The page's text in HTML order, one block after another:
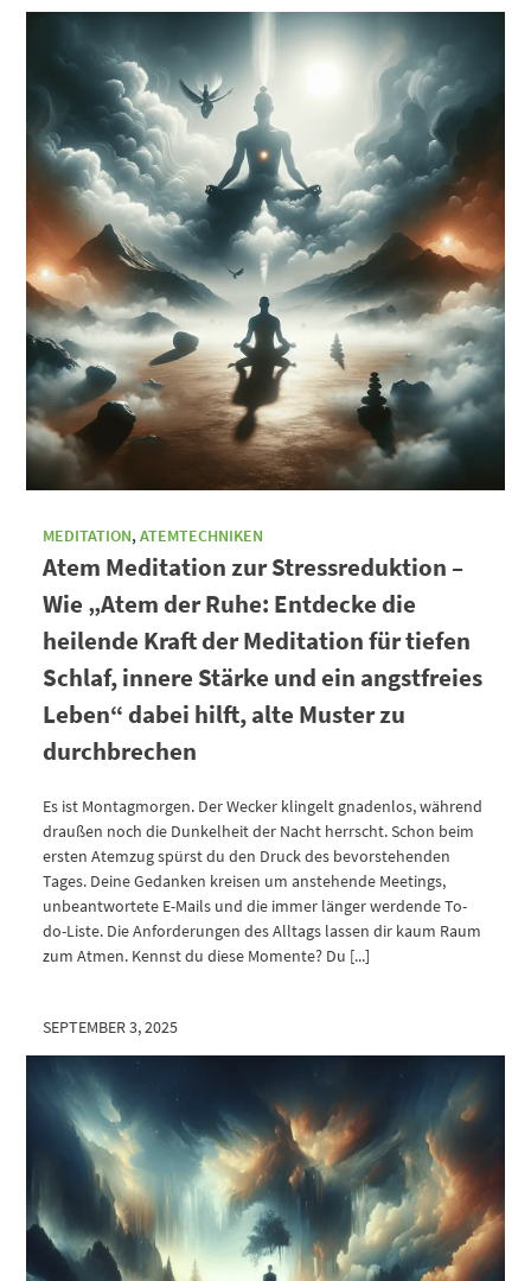
MEDITATION,ATEMTECHNIKEN
Atem Meditation zur Stressreduktion –
Wie „Atem der Ruhe: Entdecke die
heilende Kraft der Meditation für tiefen
Schlaf, innere Stärke und ein angstfreies
Leben“ dabei hilft, alte Muster zu
durchbrechen
Es ist Montagmorgen. Der Wecker klingelt gnadenlos, während
draußen noch die Dunkelheit der Nacht herrscht. Schon beim
ersten Atemzug spürst du den Druck des bevorstehenden
Tages. Deine Gedanken kreisen um anstehende Meetings,
unbeantwortete E-Mails und die immer länger werdende To-
do-Liste. Die Anforderungen des Alltags lassen dir kaum Raum
zum Atmen. Kennst du diese Momente? Du [...]
SEPTEMBER 3, 2025